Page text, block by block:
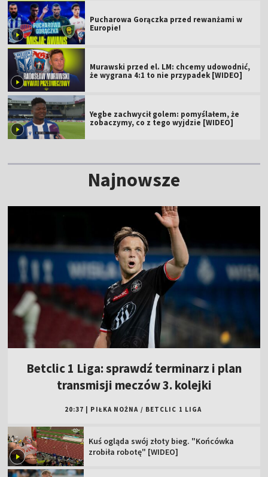
Pucharowa Gorączka przed rewanżami w
Europie!
Murawski przed el. LM: chcemy udowodnić,
że wygrana 4:1 to nie przypadek [WIDEO]
Yegbe zachwycił golem: pomyślałem, że
zobaczymy, co z tego wyjdzie [WIDEO]
Najnowsze
Betclic 1 Liga: sprawdź terminarz i plan
transmisji meczów 3. kolejki
20:37 PIŁKA NOŻNA / BETCLIC 1 LIGA
Kuś ogląda swój złoty bieg. "Końcówka
zrobiła robotę" [WIDEO]